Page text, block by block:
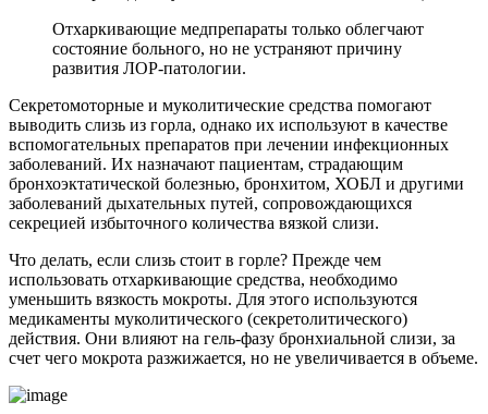
Отхаркивающие медпрепараты только облегчают
состояние больного, но не устраняют причину
развития ЛОР-патологии.
Секретомоторные и муколитические средства помогают
выводить слизь из горла, однако их используют в качестве
вспомогательных препаратов при лечении инфекционных
заболеваний. Их назначают пациентам, страдающим
бронхоэктатической болезнью, бронхитом, ХОБЛ и другими
заболеваний дыхательных путей, сопровождающихся
секрецией избыточного количества вязкой слизи.
Что делать, если слизь стоит в горле? Прежде чем
использовать отхаркивающие средства, необходимо
уменьшить вязкость мокроты. Для этого используются
медикаменты муколитического (секретолитического)
действия. Они влияют на гель-фазу бронхиальной слизи, за
счет чего мокрота разжижается, но не увеличивается в объеме.